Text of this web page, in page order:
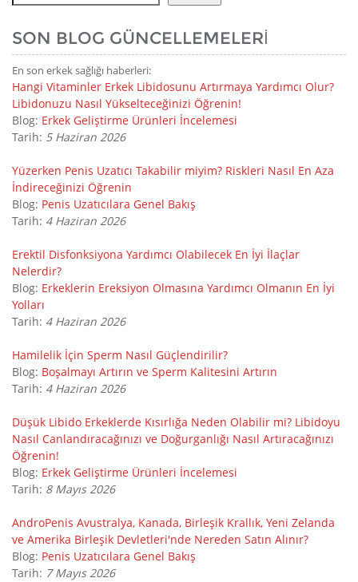
SON BLOG GÜNCELLEMELERI
En son erkek sağlığı haberleri:
Hangi Vitaminler Erkek Libidosunu Artırmaya Yardımcı Olur?
Libidonuzu Nasıl Yükselteceğinizi Öğrenin!
Blog: Erkek Geliştirme Ürünleri İncelemesi
Tarih: 5 Haziran 2026
Yüzerken Penis Uzatıcı Takabilir miyim? Riskleri Nasıl En Aza
İndireceğinizi Öğrenin
Blog: Penis Uzatıcılara Genel Bakış
Tarih: 4 Haziran 2026
Erektil Disfonksiyona Yardımcı Olabilecek En İyi İlaçlar
Nelerdir?
Blog: Erkeklerin Ereksiyon Olmasına Yardımcı Olmanın En İyi
Yolları
Tarih: 4 Haziran 2026
Hamilelik İçin Sperm Nasıl Güçlendirilir?
Blog: Boşalmayı Artırın ve Sperm Kalitesini Artırın
Tarih: 4 Haziran 2026
Düşük Libido Erkeklerde Kısırlığa Neden Olabilir mi? Libidoyu
Nasıl Canlandıracağınızı ve Doğurganlığı Nasıl Artıracağınızı
Öğrenin!
Blog: Erkek Geliştirme Ürünleri İncelemesi
Tarih: 8 Mayıs 2026
AndroPenis Avustralya, Kanada, Birleşik Krallık, Yeni Zelanda
ve Amerika Birleşik Devletleri'nde Nereden Satın Alınır?
Blog: Penis Uzatıcılara Genel Bakış
Tarih: 7 Mayıs 2026